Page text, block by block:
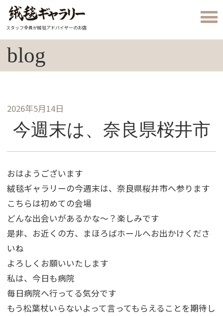
スタッフ全員が絨毯アドバイザーのお店
blog
2026年5月14日
今週末は、奈良県桜井市
おはようございます
絨毯ギャラリーの今週末は、奈良県桜井市へ参ります
こちらは初めての会場
どんな出会いがあるかな～？楽しみです
是非、お近くの方、まほろばホールへお出かけくださ
いね
よろしくお願いいたします
私は、今日も病院
毎日病院へ行ってる気分です
もう松葉杖いらないよって言ってもらえることを期待し